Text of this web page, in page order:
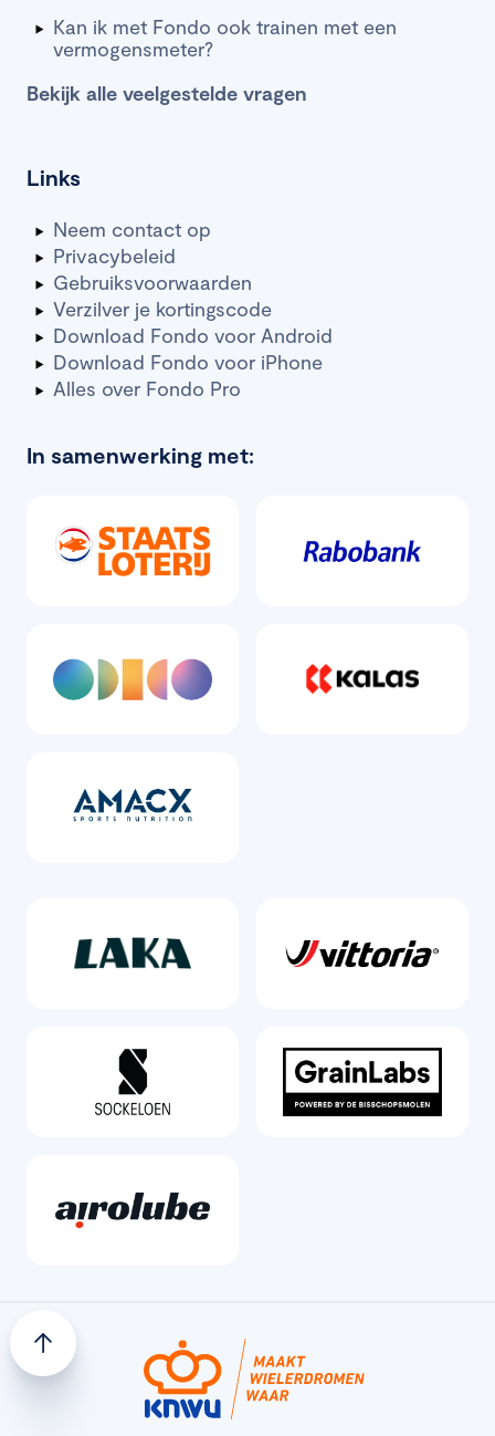
Links
Neem contact op
Privacybeleid
Gebruiksvoorwaarden
Verzilver je kortingscode
Download Fondo voor Android
Download Fondo voor iPhone
Alles over Fondo Pro
Kan ik met Fondo ook trainen met een
vermogensmeter?
Bekijk alle veelgestelde vragen
In samenwerking met: